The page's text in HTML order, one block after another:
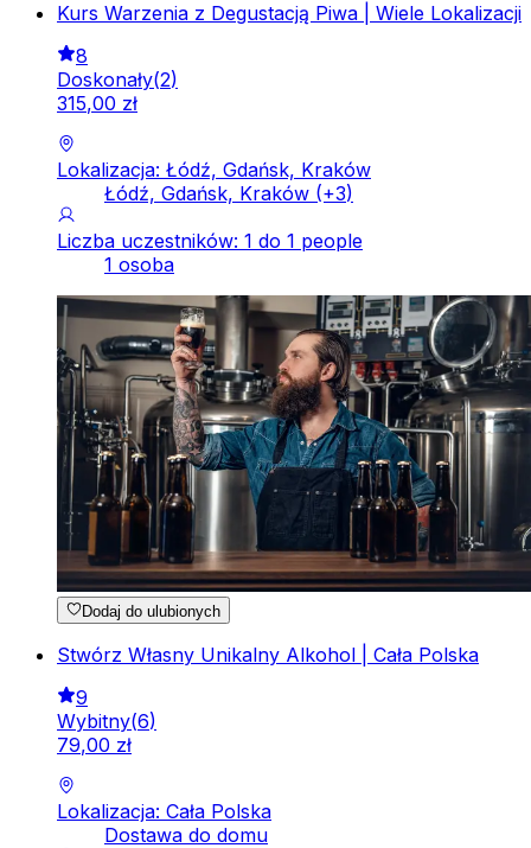
Kurs Warzenia z Degustacją Piwa | Wiele Lokalizacji
8
Doskonały(2)
315,00 zł
Lokalizacja: Łódź, Gdańsk, Kraków
Łódź, Gdańsk, Kraków (+3)
Liczba uczestników: 1 do 1 people
1 osoba
Dodaj do ulubionych
Stwórz Własny Unikalny Alkohol | Cała Polska
9
Wybitny(6)
79,00 zł
Lokalizacja: Cała Polska
Dostawa do domu